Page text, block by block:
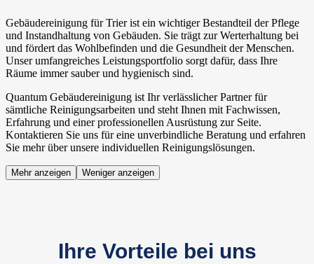
Gebäudereinigung für Trier ist ein wichtiger Bestandteil der Pflege
und Instandhaltung von Gebäuden. Sie trägt zur Werterhaltung bei
und fördert das Wohlbefinden und die Gesundheit der Menschen.
Unser umfangreiches Leistungsportfolio sorgt dafür, dass Ihre
Räume immer sauber und hygienisch sind.
Quantum Gebäudereinigung ist Ihr verlässlicher Partner für
sämtliche Reinigungsarbeiten und steht Ihnen mit Fachwissen,
Erfahrung und einer professionellen Ausrüstung zur Seite.
Kontaktieren Sie uns für eine unverbindliche Beratung und erfahren
Sie mehr über unsere individuellen Reinigungslösungen.
Mehr anzeigen Weniger anzeigen
Ihre Vorteile bei uns